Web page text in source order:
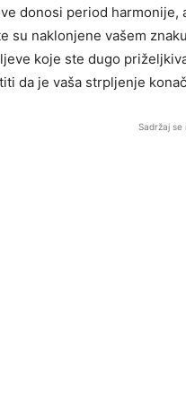
donosi period
su naklonjene vašem
koje ste dugo
da je vaša strpljenje
Sadržaj se